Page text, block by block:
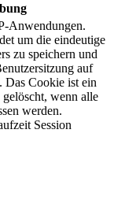
Anwendungen.
um die eindeutige
zu speichern und
auf
Das Cookie ist ein
wenn alle
werden.
Session